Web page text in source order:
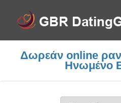
Δωρεάν online
Ηνωμένο